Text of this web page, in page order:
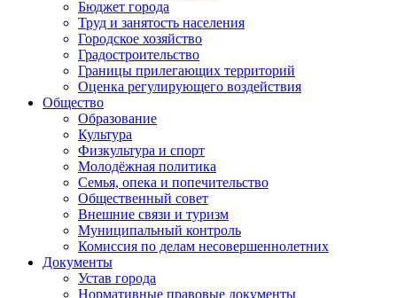
Бюджет города
Труд и занятость населения
Городское хозяйство
Градостроительство
Границы прилегающих территорий
Оценка регулирующего воздействия
Общество
Образование
Культура
Физкультура и спорт
Молодёжная политика
Семья, опека и попечительство
Общественный совет
Внешние связи и туризм
Муниципальный контроль
Комиссия по делам несовершеннолетних
Документы
Устав города
Нормативные правовые документы